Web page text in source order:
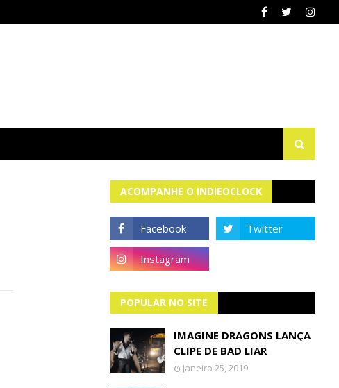
ACOMPANHE O INDIEOCLOCK
POPULAR NO SITE
IMAGINE DRAGONS LANÇA
CLIPE DE BAD LIAR
Janeiro 25, 2019